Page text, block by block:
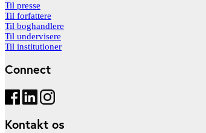
Til presse
Til forfattere
Til boghandlere
Til undervisere
Til institutioner
Connect
Kontakt os